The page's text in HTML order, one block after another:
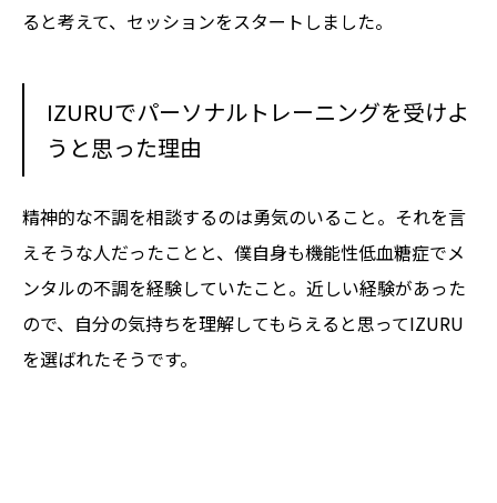
ると考えて、セッションをスタートしました。
IZURUでパーソナルトレーニングを受けよ
うと思った理由
精神的な不調を相談するのは勇気のいること。それを言
えそうな人だったことと、僕自身も機能性低血糖症でメ
ンタルの不調を経験していたこと。近しい経験があった
ので、自分の気持ちを理解してもらえると思ってIZURU
を選ばれたそうです。